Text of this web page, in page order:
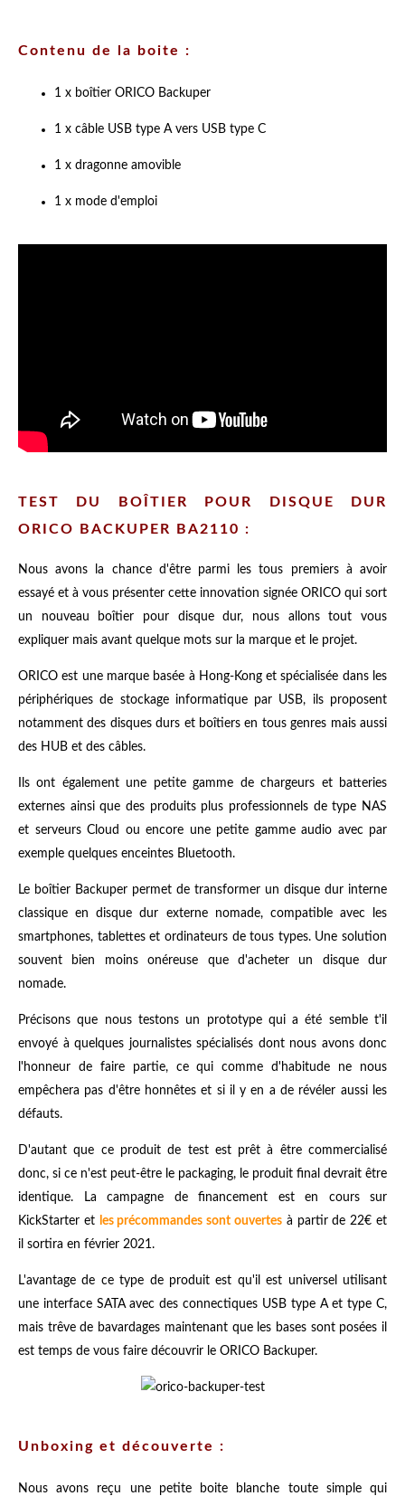
Contenu de la boite :
1 x boîtier ORICO Backuper
1 x câble USB type A vers USB type C
1 x dragonne amovible
1 x mode d'emploi
TEST DU BOÎTIER POUR DISQUE DUR
ORICO BACKUPER BA2110 :
Nous avons la chance d'être parmi les tous premiers à avoir
essayé et à vous présenter cette innovation signée ORICO qui sort
un nouveau boîtier pour disque dur, nous allons tout vous
expliquer mais avant quelque mots sur la marque et le projet.
ORICO est une marque basée à Hong-Kong et spécialisée dans les
périphériques de stockage informatique par USB, ils proposent
notamment des disques durs et boîtiers en tous genres mais aussi
des HUB et des câbles.
Ils ont également une petite gamme de chargeurs et batteries
externes ainsi que des produits plus professionnels de type NAS
et serveurs Cloud ou encore une petite gamme audio avec par
exemple quelques enceintes Bluetooth.
Le boîtier Backuper permet de transformer un disque dur interne
classique en disque dur externe nomade, compatible avec les
smartphones, tablettes et ordinateurs de tous types. Une solution
souvent bien moins onéreuse que d'acheter un disque dur
nomade.
Précisons que nous testons un prototype qui a été semble t'il
envoyé à quelques journalistes spécialisés dont nous avons donc
l'honneur de faire partie, ce qui comme d'habitude ne nous
empêchera pas d'être honnêtes et si il y en a de révéler aussi les
défauts.
D'autant que ce produit de test est prêt à être commercialisé
donc, si ce n'est peut-être le packaging, le produit final devrait être
identique. La campagne de financement est en cours sur
KickStarter et les précommandes sont ouvertes à partir de 22€ et
il sortira en février 2021.
L'avantage de ce type de produit est qu'il est universel utilisant
une interface SATA avec des connectiques USB type A et type C,
mais trêve de bavardages maintenant que les bases sont posées il
est temps de vous faire découvrir le ORICO Backuper.
Unboxing et découverte :
Nous avons reçu une petite boite blanche toute simple qui